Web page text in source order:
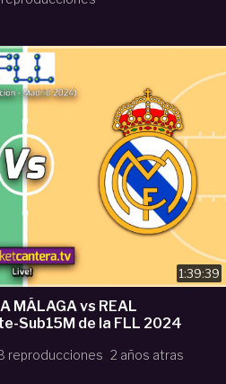
1:39:39
MÁLAGA vs REAL
Sub15M de la FLL 2024
reproducciones 2 años atras